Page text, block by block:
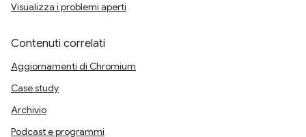
Visualizza i problemi aperti
Contenuti correlati
Aggiornamenti di Chromium
Case study
Archivio
Podcast e programmi